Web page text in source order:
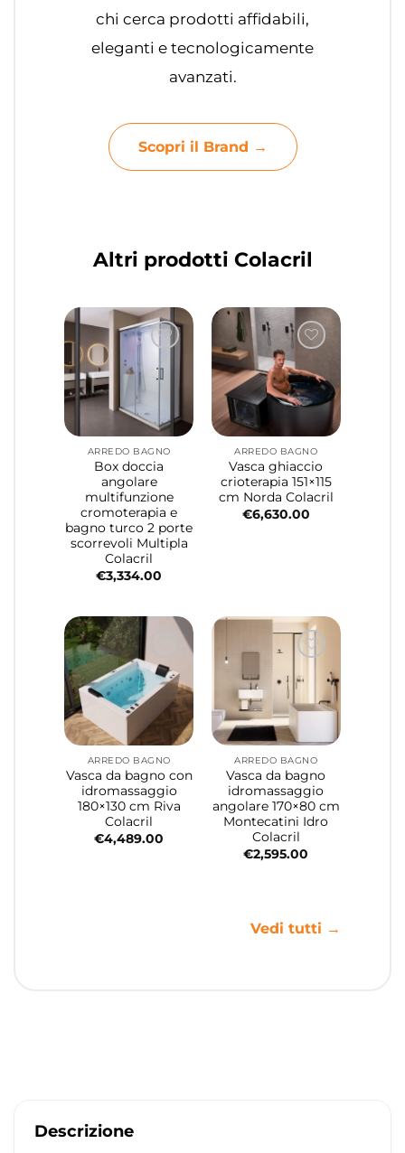
chi cerca prodotti affidabili,
eleganti e tecnologicamente
avanzati.
Scopri il Brand →
Altri prodotti Colacril
ARREDO BAGNO
Box doccia
angolare
multifunzione
cromoterapia e
bagno turco 2 porte
scorrevoli Multipla
Colacril
€3,334.00
ARREDO BAGNO
Vasca ghiaccio
crioterapia 151×115
cm Norda Colacril
€6,630.00
ARREDO BAGNO
Vasca da bagno con
idromassaggio
180×130 cm Riva
Colacril
€4,489.00
ARREDO BAGNO
Vasca da bagno
idromassaggio
angolare 170×80 cm
Montecatini Idro
Colacril
€2,595.00
Vedi tutti →
Descrizione